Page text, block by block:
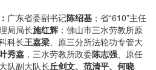
广东省委副书记陈绍基 ；省“610”主任
局局长施红辉 ；佛山市三水劳教所原
科长王嘉梁、原三分所法轮功专管大
秀嘉 ，三水劳教所政委陈志强、原任
队副大队长丘剑文、范清平、何晓